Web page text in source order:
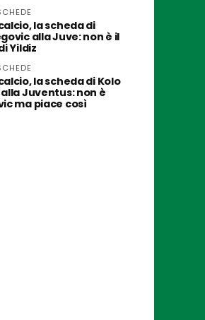
la scheda di
alla Juve: non è il
Yildiz
la scheda di Kolo
Juventus: non è
ma piace così